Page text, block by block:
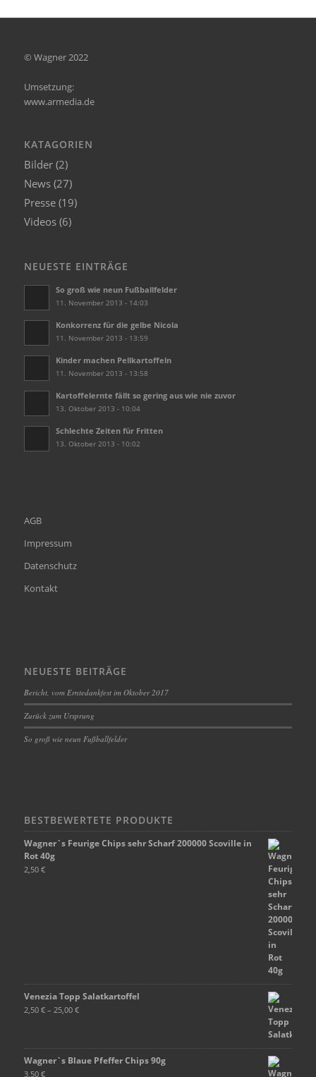
© Wagner 2022
Umsetzung:
www.armedia.de
KATAGORIEN
Bilder(2)
News(27)
Presse(19)
Videos(6)
NEUESTE EINTRÄGE
So groß wie neun Fußballfelder
11. November 2013 - 14:03
Konkorrenz für die gelbe Nicola
11. November 2013 - 13:59
Kinder machen Pellkartoffeln
11. November 2013 - 13:58
Kartoffelernte fällt so gering aus wie nie zuvor
13. Oktober 2013 - 10:04
Schlechte Zeiten für Fritten
13. Oktober 2013 - 10:02
AGB
Impressum
Datenschutz
Kontakt
NEUESTE BEITRÄGE
Bericht, vom Erntedankfest im Oktober 2017
Zurück zum Ursprung
So groß wie neun Fußballfelder
BESTBEWERTETE PRODUKTE
Wagner`s Feurige Chips sehr Scharf 200000 Scoville in
Rot 40g
2,50 €
Venezia Topp Salatkartoffel
2,50 € – 25,00 €
Wagner`s Blaue Pfeffer Chips 90g
3,50 €